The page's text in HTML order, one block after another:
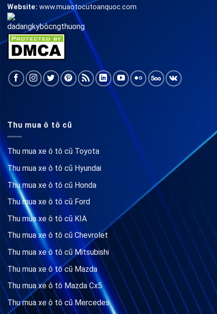
Website: www.muaotocutoanquoc.com
Thu mua ô tô cũ
Thu mua xe ô tô cũ Toyota
Thu mua xe ô tô cũ Hyundai
Thu mua xe ô tô cũ Honda
Thu mua xe ô tô cũ Ford
Thu mua xe ô tô cũ KIA
Thu mua xe ô tô cũ Chevrolet
Thu mua xe ô tô cũ Mitsubishi
Thu mua xe ô tô cũ Mazda
Thu mua xe ô tô Mazda Cx5
Thu mua xe ô tô cũ Mercedes